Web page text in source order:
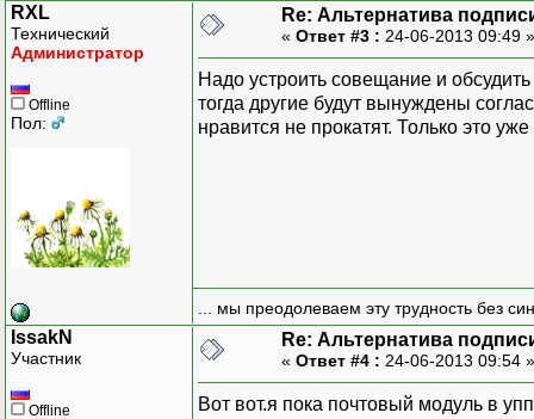
RXL
Технический
Администратор
Offline
Пол:
Re: Альтернатива
« Ответ #3 : 24-06-2013 09:49
Надо устроить совещание и
тогда другие будут вынуждены
нравится не прокатят. Только это
... мы преодолеваем эту трудность без
IssakN
Участник
Offline
Re: Альтернатива
« Ответ #4 : 24-06-2013 09:54
Вот вот.я пока почтовый модуль в